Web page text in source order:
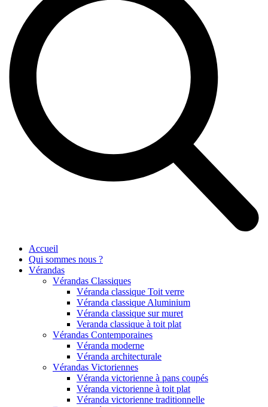
Accueil
Qui sommes nous ?
Vérandas
Vérandas Classiques
Véranda classique Toit verre
Véranda classique Aluminium
Véranda classique sur muret
Veranda classique à toit plat
Vérandas Contemporaines
Véranda moderne
Véranda architecturale
Vérandas Victoriennes
Véranda victorienne à pans coupés
Véranda victorienne à toit plat
Véranda victorienne traditionnelle